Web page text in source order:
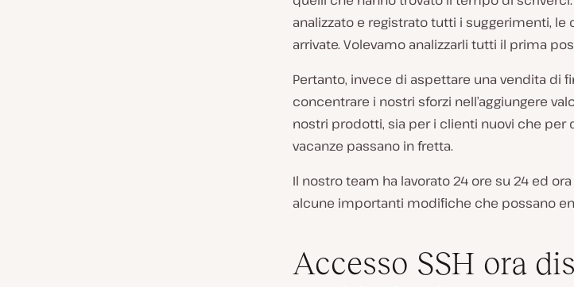
analizzato e registrato tutti i suggerimenti,
arrivate. Volevamo analizzarli tutti il prima
Pertanto, invece di aspettare una vendita di
concentrare i nostri sforzi nell’aggiungere
nostri prodotti, sia per i clienti nuovi che per
vacanze passano in fretta.
Il nostro team ha lavorato 24 ore su 24 ed
alcune importanti modifiche che possano
Accesso SSH ora